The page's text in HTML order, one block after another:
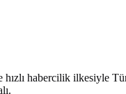
hızlı habercilik ilkesiyle